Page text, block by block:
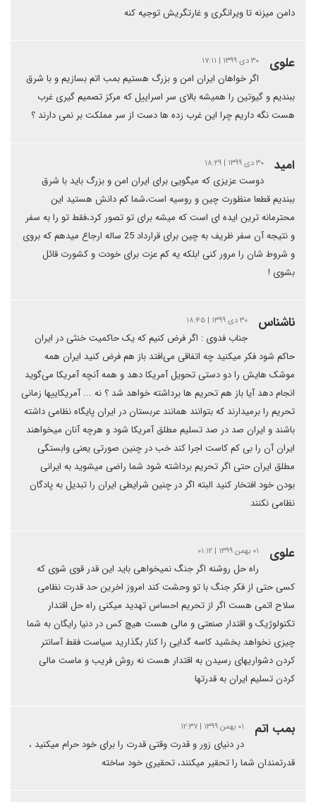
دامن میزنه تا ویرانگری و غارتگریش توجیه کنه
علوی ۳۰ دی ۱۳۹۹ | ۱۷:۱۱
اگر خواهان ایران امن و بزرگ هستیم بمب اتم بسازیم و با شرق
ببندیم و گیوتین را همیشه بالای سر اسراییل که مرکز تصمیم گیری غرب
هست نگه داریم چرا این غرب زده ها دست از سر مملکت بر نمی دارند ؟
امید ۳۰ دی ۱۳۹۹ | ۱۸:۲۹
دوست عزیزی که میگویی برای ایران امن و بزرگ باید با شرق
ببندیم قطعا منظورت چین و روسیه است،شما کم دانش هستید این
محترمانه ترین ایده ای است که میشه برای تو تصور کرد،فقط تو را به سفر
و نتیجه آن سفر ظریف به چین برای قرارداد 25 ساله ارجاع میدهم که بروی
و شروط شان را مرور کنی !بلکه یه کم عزت برای خودت و کشورت قائل
بشوی !
ناشناس ۳۰ دی ۱۳۹۹ | ۱۸:۴۵
جناب فدوی : اگر فرض کنیم که یک حاکمیت خنثی در ایران
حاکم شود فکر میکنید چه اتفاقی می‌افتد باز هم فرض کنید ایران همه
موشک هایش را دو دستی تحویل آمریکا دهد و همه آنچه آمریکا می‌گوید
انجام دهد آیا باز هم تحریم ها برداشته خواهد شد ؟ نه .‌.. آمریکاییها زمانی
تحریم را برمیدارند که بتوانند همانند عربستان در ایران پایگاه نظامی داشته
باشند و ایران صد در صد تسلیم مطلق آمریکا شود و هرچه آنان میخواهند
ایران آن را بی کم کاست اجرا کند خب در چنین صورتی یعنی وابستگی
مطلق ایران حتی اگر تحریم برداشته شود شما راضی میشوید به ایرانی
بودن خود افتخار کنید البته اگر در چنین شرایطی ایران را تبدیل به پادگان
نظامی نکنند
علوی ۰۱ بهمن ۱۳۹۹ | ۰۱:۱۲
راه حل روشنه اگر جنگ نمیخواهی باید این قدر قوی شوی که
کسی حتی از فکر جنگ با تو وحشت کند امروز اخرین حد قدرت نظامی
سلاح اتمی هست اگر از تحریم احساس تهدید میکنی راه حل اقتدار
تکنولوژیک و اقتدار صنعتی و مالی هست هیچ کس در دنیا رایگان به شما
چیزی نخواهد بخشید کاسه گدایی را کنار بگذارید سیاست فقط آسانتر
کردن دشواریهای رسیدن به اقتدار هست نه روش فریب و ماست مالی
کردن تسلیم ایران به قدرتها
بمب اتم ۰۱ بهمن ۱۳۹۹ | ۱۲:۳۷
در دنیای زور و قدرت وقتی قدرت را برای خود حرام میکنید ،
قدرتمندان شما را تحقیر میکنند، تحقیری خود ساخته